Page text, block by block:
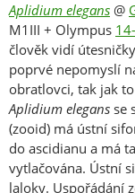
Aplidium elegans @
M1III + Olympus
člověk vidí
poprvé nepomyslí
obratlovci, tak jak
Aplidium elegans se
(zooid) má ústní
do ascidianu a má
vytlačována. Ústní
laloky. Uspořádání